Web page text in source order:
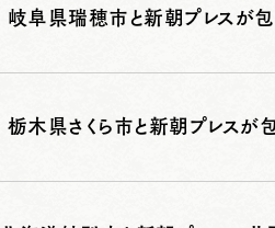
岐阜県瑞穂市と新朝プレスが
栃木県さくら市と新朝プレス